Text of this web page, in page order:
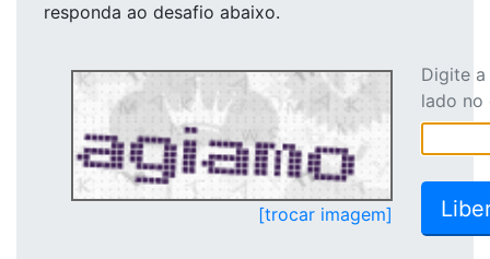
responda ao desafio abaixo.
[trocar imagem]
Digite
lado no